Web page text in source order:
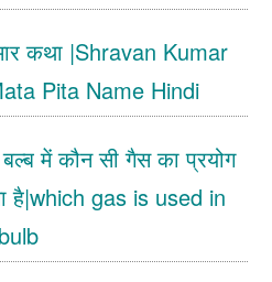
कथा |Shravan Kumar
Pita Name Hindi
में कौन सी गैस का प्रयोग
है|which gas is used in